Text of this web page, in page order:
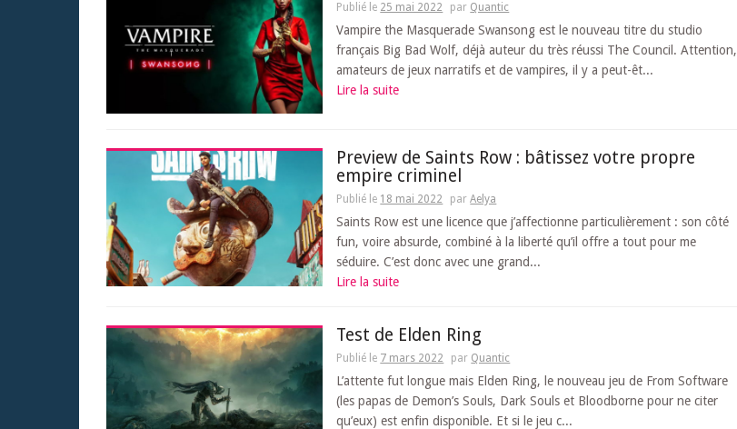
Publié le 25 mai 2022 par Quantic
Vampire the Masquerade Swansong est le nouveau titre du studio
français Big Bad Wolf, déjà auteur du très réussi The Council. Attention,
amateurs de jeux narratifs et de vampires, il y a peut-êt...
Lire la suite
Preview de Saints Row : bâtissez votre propre
empire criminel
Publié le 18 mai 2022 parAelya
Saints Row est une licence que j’affectionne particulièrement : son côté
fun, voire absurde, combiné à la liberté qu’il offre a tout pour me
séduire. C’est donc avec une grand...
Lire la suite
Test de Elden Ring
Publié le 7 mars 2022 par Quantic
L’attente fut longue mais Elden Ring, le nouveau jeu de From Software
(les papas de Demon’s Souls, Dark Souls et Bloodborne pour ne citer
qu’eux) est enfin disponible. Et si le jeu c...